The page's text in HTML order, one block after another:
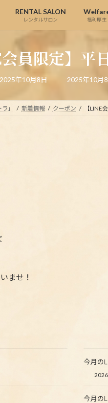
RENTAL SALON
レンタルサロン 福利厚生
会員限定】平
2025年10月8日
終
日
時
2025年10月
」 新着情報 クーポン 【LINE
ませ！
今月の
今月の